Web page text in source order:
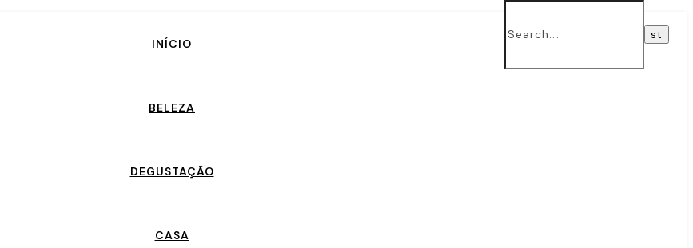
INÍCIO
BELEZA
DEGUSTAÇÃO
CASA